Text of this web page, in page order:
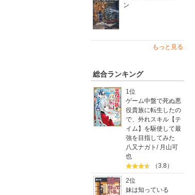
ン
もっと見る
総合ランキング
1位
ゲーム中盤で死ぬ悪
役貴族に転生したの
で、外れスキル【テ
イム】を駆使して最
強を目指してみた
八又ナガト / 月山可
也
（3.8）
2位
妹は知っている